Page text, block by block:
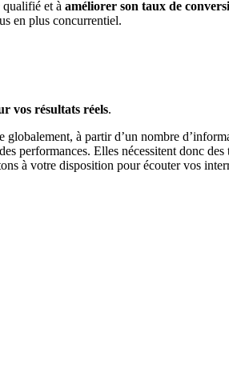
qualifié et à améliorer son taux de
en plus concurrentiel.
vos résultats réels.
à partir d’un nombre
performances. Elles nécessitent donc
à votre disposition pour écouter vos